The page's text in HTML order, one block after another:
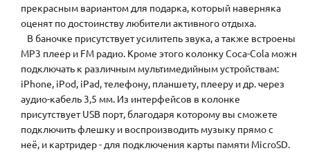
прекрасным вариантом для подарка, который наверняка
оценят по достоинству любители активного отдыха.
В баночке присутствует усилитепь звука, а также встроены
MP3 плеер и FM радио. Кроме этого колонку Coca-Cola можн
подключать к различным мультимедийным устройствам:
iPhone, iPod, iPad, телефону, планшету, плееру и др. через
аудио-кабель 3,5 мм. Из интерфейсов в колонке
присутствует USB порт, благодаря которому вы сможете
подключить флешку и воспроизводить музыку прямо с
неё, и картридер - для подключения карты памяти MicroSD.